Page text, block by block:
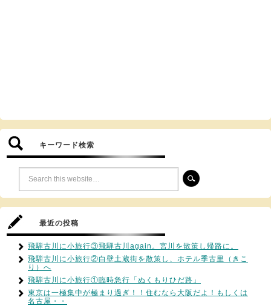
キーワード検索
最近の投稿
飛騨古川に小旅行③飛騨古川again。宮川を散策し帰路に。
飛騨古川に小旅行②白壁土蔵街を散策し、ホテル季古里（きこ
り）へ
飛騨古川に小旅行①臨時急行「ぬくもりひだ路」
東京は一極集中が極まり過ぎ！！住むなら大阪だよ！もしくは
名古屋・・